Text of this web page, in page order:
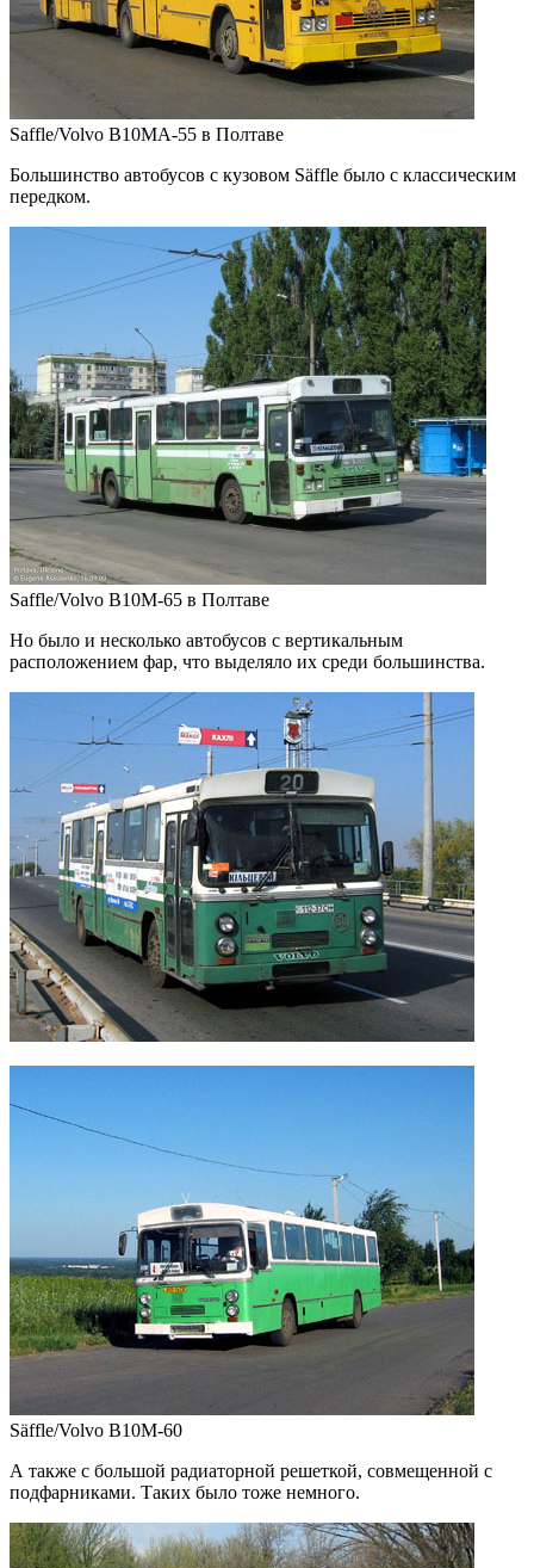
Saffle/Volvo B10MA-55 в Полтаве
Большинство автобусов с кузовом Säffle было с классическим
передком.
Saffle/Volvo B10M-65 в Полтаве
Но было и несколько автобусов с вертикальным
расположением фар, что выделяло их среди большинства.
Säffle/Volvo B10M-60
А также с большой радиаторной решеткой, совмещенной с
подфарниками. Таких было тоже немного.